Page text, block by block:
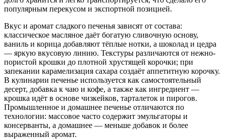
популярным перекусом и экспортной позицией.
Вкус и аромат сладкого печенья зависят от состава:
классическое масляное даёт богатую сливочную основу,
ваниль и корица добавляют тёплые нотки, а шоколад и цедра
— яркую вкусовую линию. Текстуры различаются от нежно-
пористой крошки до плотной хрустящей корочки; при
запекании карамелизация сахара создаёт аппетитную корочку.
В кулинарии печенье используется как самостоятельный
десерт, добавка к чаю и кофе, а также как ингредиент —
крошка идёт в основе чизкейков, тарталеток и пирогов.
Промышленное и домашнее печенье отличаются по
технологии: массовое часто содержит эмульгаторы и
консерванты, а домашнее — меньше добавок и более
выраженный аромат.